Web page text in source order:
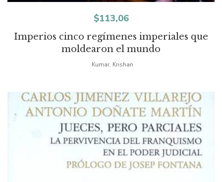
Imperios cinco regímenes imperiales que
moldearon el mundo
$113,06
Kumar, Krishan